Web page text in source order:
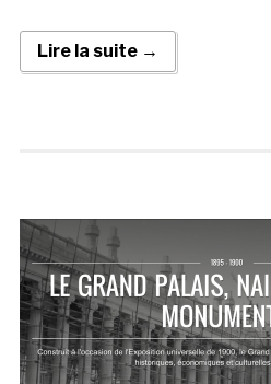
Lire la suite →